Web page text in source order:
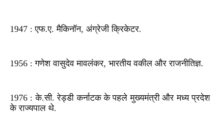
1947 : एफ.ए. मैकिनॉन, अंग्रेजी क्रिकेटर.
1956 : गणेश वासुदेव मावलंकर, भारतीय वकील और राजनीतिज्ञ.
1976 : के.सी. रेड्डी कर्नाटक के पहले मुख्यमंत्री और मध्य प्रदेश
के राज्यपाल थे.